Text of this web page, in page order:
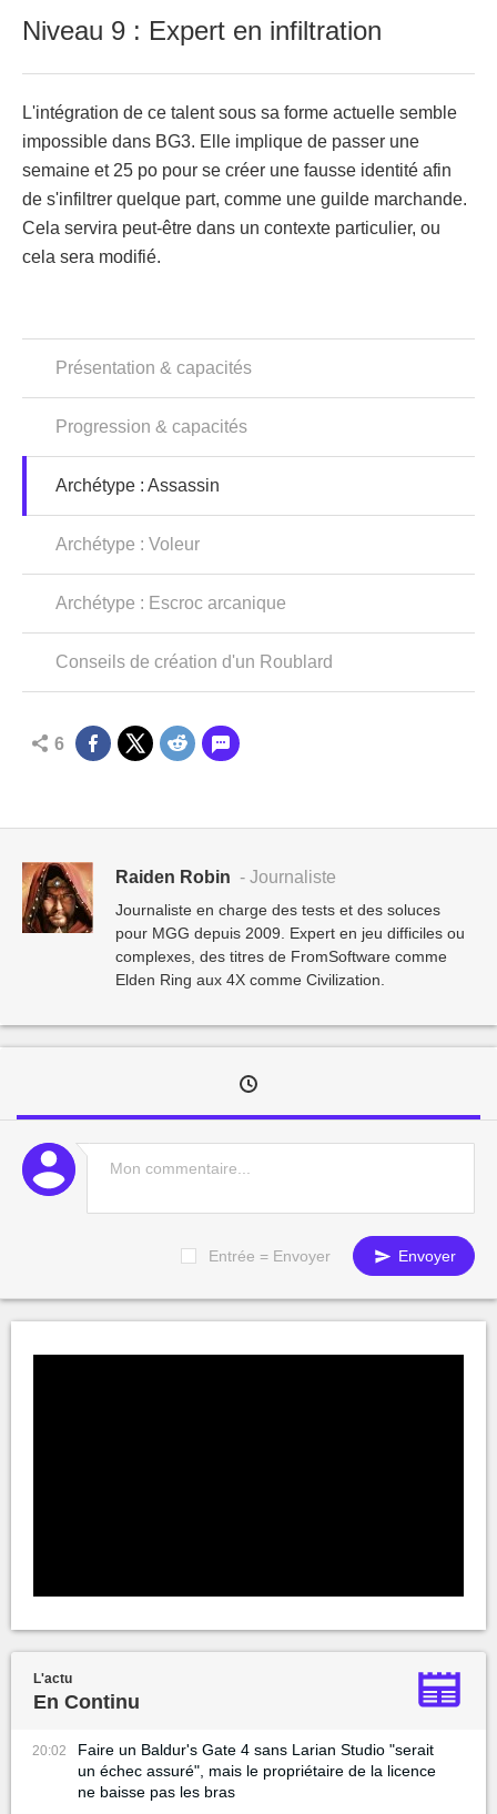
Niveau 9 : Expert en infiltration
L'intégration de ce talent sous sa forme actuelle semble
impossible dans BG3. Elle implique de passer une
semaine et 25 po pour se créer une fausse identité afin
de s'infiltrer quelque part, comme une guilde marchande.
Cela servira peut-être dans un contexte particulier, ou
cela sera modifié.
Présentation & capacités
Progression & capacités
Archétype : Assassin
Archétype : Voleur
Archétype : Escroc arcanique
Conseils de création d'un Roublard
6
Raiden Robin - Journaliste
Journaliste en charge des tests et des soluces
pour MGG depuis 2009. Expert en jeu difficiles ou
complexes, des titres de FromSoftware comme
Elden Ring aux 4X comme Civilization.
Entrée = Envoyer Envoyer
L'actu
En Continu
20:02
Faire un Baldur's Gate 4 sans Larian Studio "serait
un échec assuré", mais le propriétaire de la licence
ne baisse pas les bras